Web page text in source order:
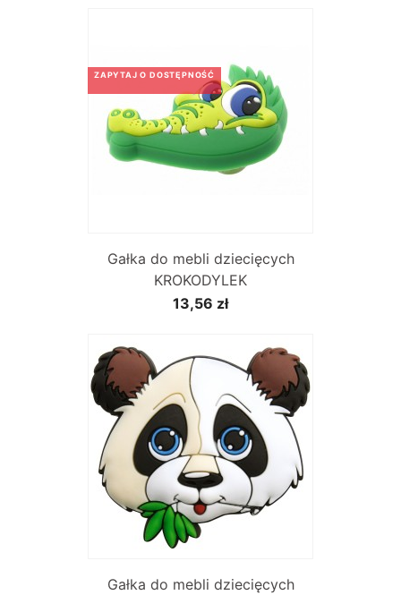
Gałka do mebli dziecięcych
KROKODYLEK
13,56 zł
ZAPYTAJ O DOSTĘPNOŚĆ
Gałka do mebli dziecięcych